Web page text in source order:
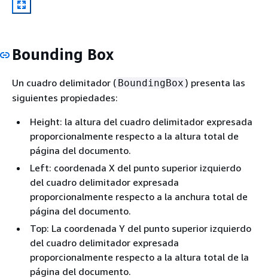
Bounding Box
Un cuadro delimitador ( BoundingBox ) presenta las
siguientes propiedades:
Height: la altura del cuadro delimitador expresada
proporcionalmente respecto a la altura total de
página del documento.
Left: coordenada X del punto superior izquierdo
del cuadro delimitador expresada
proporcionalmente respecto a la anchura total de
página del documento.
Top: La coordenada Y del punto superior izquierdo
del cuadro delimitador expresada
proporcionalmente respecto a la altura total de la
página del documento.